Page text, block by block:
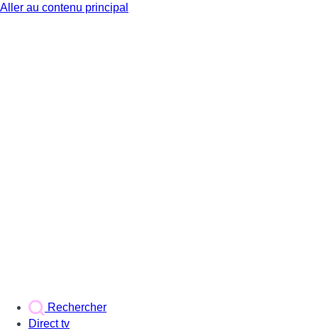
Aller au contenu principal
Rechercher
Direct tv